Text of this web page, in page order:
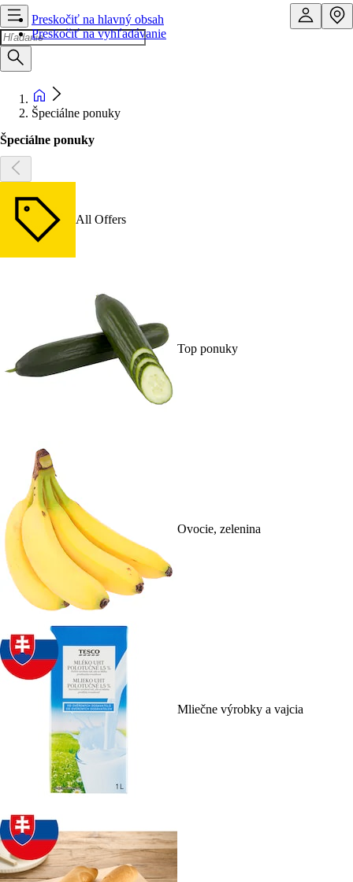
Preskočiť na hlavný obsah
Preskočiť na vyhľadávanie
Špeciálne ponuky
Špeciálne ponuky
All Offers
Top ponuky
Ovocie, zelenina
Mliečne výrobky a vajcia